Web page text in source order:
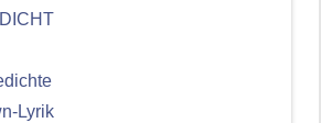
Lyrik